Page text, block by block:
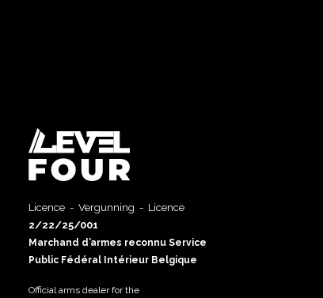
Licence - Vergunning - Licence
2/22/25/001
Marchand d’armes reconnu Service
Public Fédéral Intérieur Belgique
Official arms dealer for the